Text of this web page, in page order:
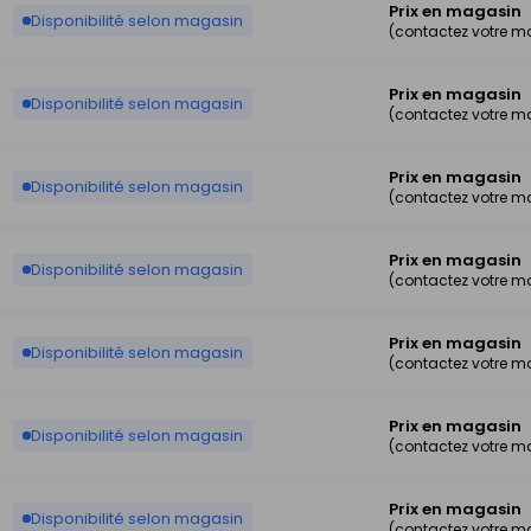
Disponibilité selon magasin Prix en magasin
(contactez votre
Disponibilité selon magasin Prix en magasin
(contactez votre
Disponibilité selon magasin Prix en magasin
(contactez votre
Disponibilité selon magasin Prix en magasin
(contactez votre
Disponibilité selon magasin Prix en magasin
(contactez votre
Disponibilité selon magasin Prix en magasin
(contactez votre
Disponibilité selon magasin Prix en magasin